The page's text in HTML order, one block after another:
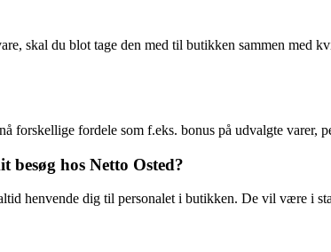
skal du blot tage den med til butikken sammen med
forskellige fordele som f.eks. bonus på udvalgte varer,
hos Netto Osted?
henvende dig til personalet i butikken. De vil være i